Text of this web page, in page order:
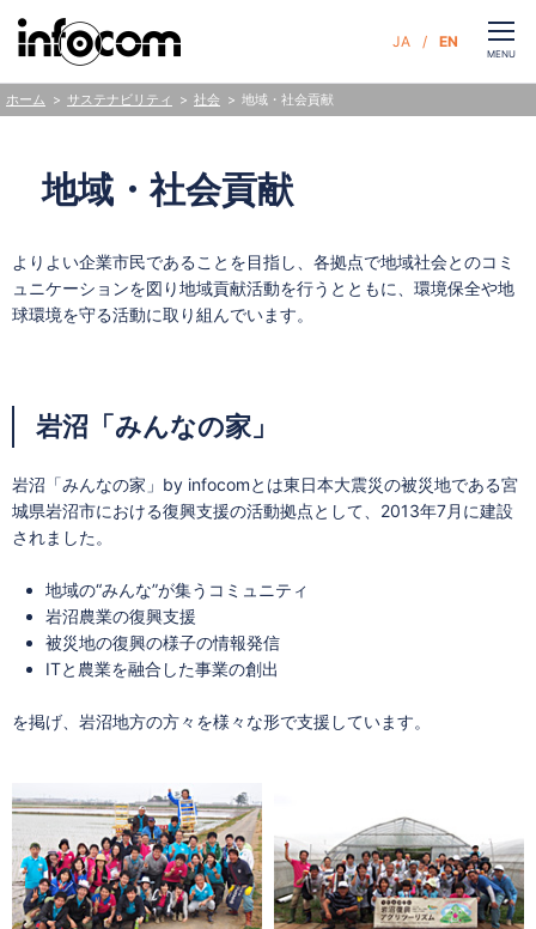
CLOSE
MENU
サステナビリティ 社会 地域・社会貢献
地域・社会貢献
よりよい企業市民であることを目指し、各拠点で地域社会とのコミ
ュニケーションを図り地域貢献活動を行うとともに、環境保全や地
球環境を守る活動に取り組んでいます。
岩沼「みんなの家」
岩沼「みんなの家」by infocomとは東日本大震災の被災地である宮
城県岩沼市における復興支援の活動拠点として、2013年7月に建設
されました。
地域の“みんな”が集うコミュニティ
岩沼農業の復興支援
被災地の復興の様子の情報発信
ITと農業を融合した事業の創出
を掲げ、岩沼地方の方々を様々な形で支援しています。
JA EN
ホーム
サービス
サステナビリティ
人財・採用